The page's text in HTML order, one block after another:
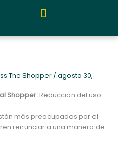
The Shopper / agosto 30,
Shopper:Reducción del uso
más preocupados por el
renunciar a una manera de